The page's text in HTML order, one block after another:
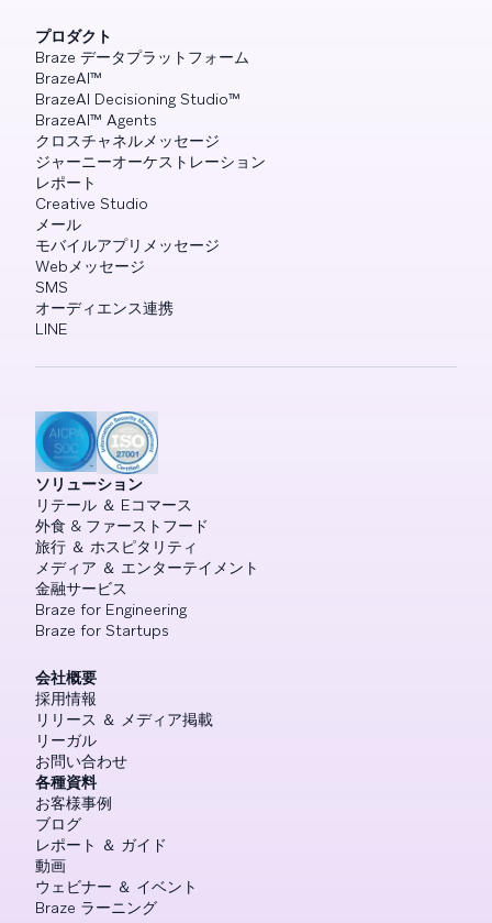
プロダクト
Braze データプラットフォーム
BrazeAI™
BrazeAI Decisioning Studio™
BrazeAI™ Agents
クロスチャネルメッセージ
ジャーニーオーケストレーション
レポート
Creative Studio
メール
モバイルアプリメッセージ
Webメッセージ
SMS
オーディエンス連携
LINE
ソリューション
リテール ＆ Eコマース
外食 & ファーストフード
旅行 ＆ ホスピタリティ
メディア ＆ エンターテイメント
金融サービス
Braze for Engineering
Braze for Startups
会社概要
採用情報
リリース ＆ メディア掲載
リーガル
お問い合わせ
各種資料
お客様事例
ブログ
レポート ＆ ガイド
動画
ウェビナー ＆ イベント
Braze ラーニング